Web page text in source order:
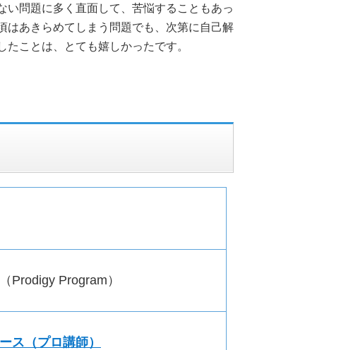
問題に多く直面して、苦悩することもあっ
はあきらめてしまう問題でも、次第に自己解
ことは、とても嬉しかったです。
Prodigy Program）
ス（プロ講師）